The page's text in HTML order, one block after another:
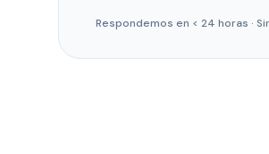
Respondemos en < 24 horas ·